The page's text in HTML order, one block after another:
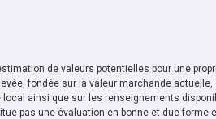
de valeurs potentielles pour une
fondée sur la valeur marchande
ainsi que sur les renseignements
pas une évaluation en bonne et due forme